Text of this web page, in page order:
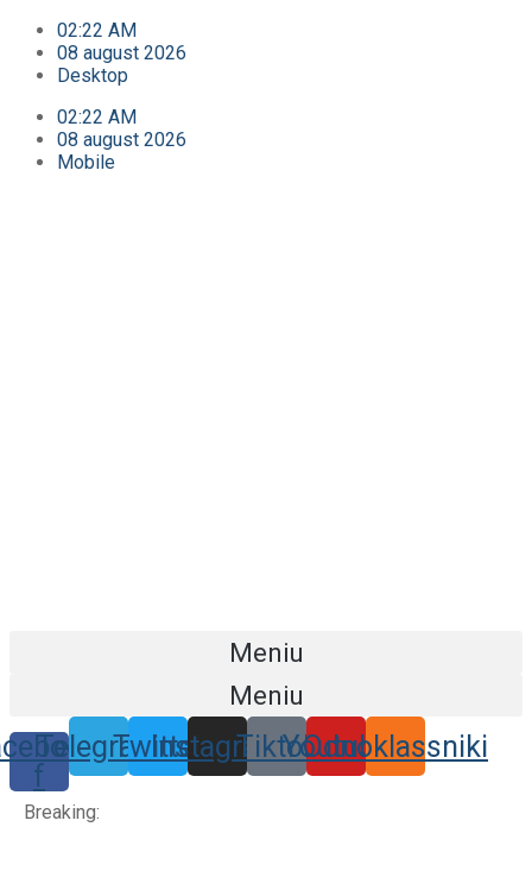
02:22 AM
08 august 2026
Desktop
02:22 AM
08 august 2026
Mobile
Meniu
Meniu
f
TelegramTwitter
Instagram
TiktokYoutube
Odnoklassniki
Breaking: